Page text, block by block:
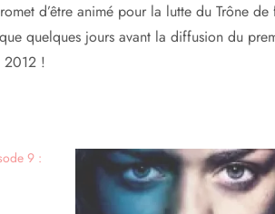
d’être animé pour la lutte du Trône de
quelques jours avant la diffusion du
2012 !
9 :